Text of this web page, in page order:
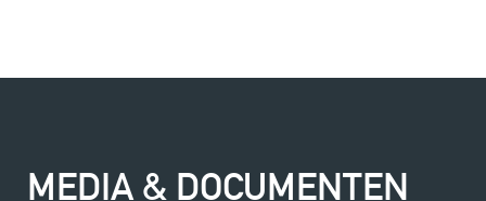
MEDIA & DOCUMENTEN